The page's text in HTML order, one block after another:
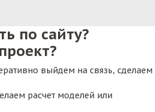
по сайту?
выйдем на связь, сделаем
расчет моделей или